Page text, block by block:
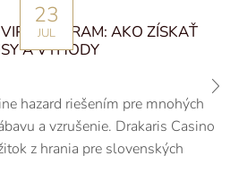
23
JUL
PROGRAM: AKO ZÍSKAŤ
A VÝHODY
hazard riešením pre mnohých
a vzrušenie. Drakaris Casino
z hrania pre slovenských